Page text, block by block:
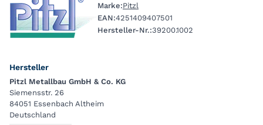
Marke:Pitzl
EAN:4251409407501
Hersteller-Nr.:39200.1002
Hersteller
Pitzl Metallbau GmbH & Co. KG
Siemensstr. 26
84051 Essenbach Altheim
Deutschland